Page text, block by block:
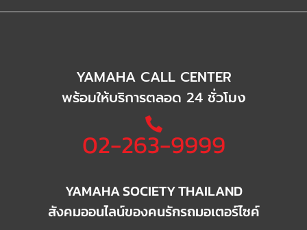
YAMAHA CALL CENTER
พร้อมให้บริการตลอด 24 ชั่วโมง
02-263-9999
YAMAHA SOCIETY THAILAND
สังคมออนไลน์ของคนรักรถมอเตอร์ไซค์